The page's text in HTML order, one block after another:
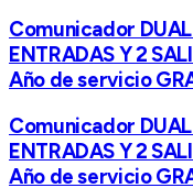
Comunicador
ENTRADAS Y 2
Año de servicio
Comunicador
ENTRADAS Y 2
Año de servicio